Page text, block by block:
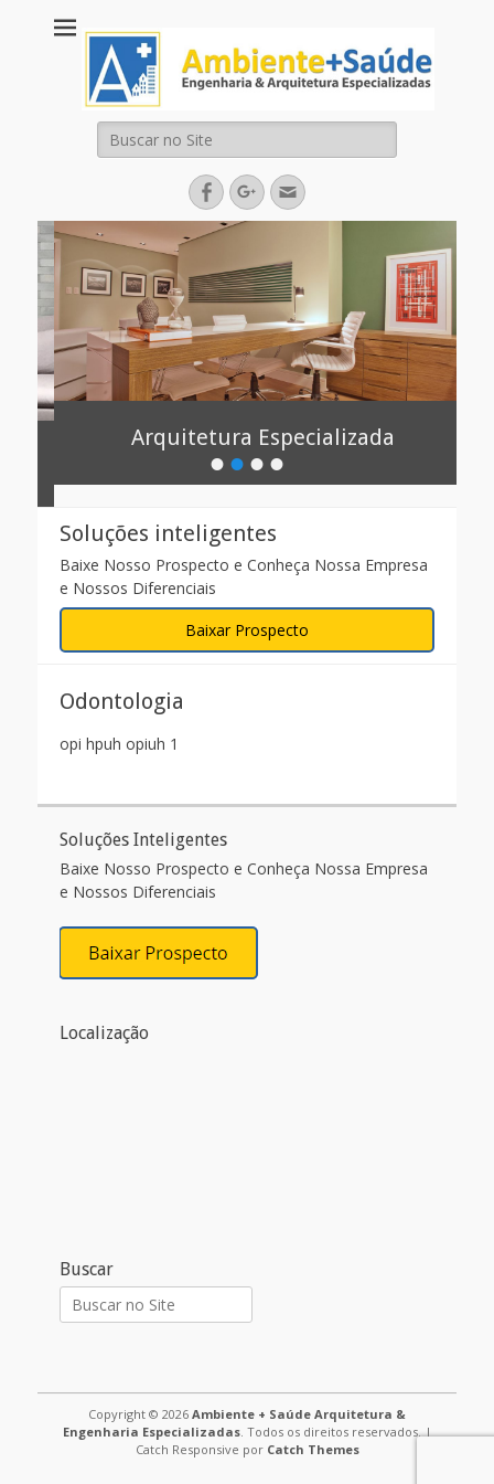
Arquitetura &
Engenharia Arquitetura Área da Saúde
Pesquisar
por:
FacebookGoogleplus
Email
••••
Arquitetura Especializada
admin
Soluções inteligentes
Baixe Nosso Prospecto e Conheça Nossa Empresa
e Nossos Diferenciais
Baixar Prospecto
Odontologia
opi hpuh opiuh 1
Soluções Inteligentes
Baixe Nosso Prospecto e Conheça Nossa Empresa
e Nossos Diferenciais
Localização
Buscar
Pesquisar
por:
Copyright © 2026 Ambiente + Saúde Arquitetura &
Engenharia Especializadas. Todos os direitos reservados. |
Catch Responsive por Catch Themes